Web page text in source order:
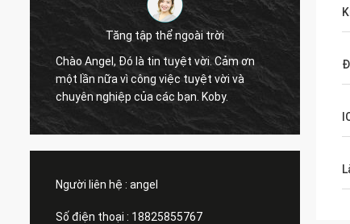
Tăng tập thể ngoài trời
Chào Angel, Đó là tin tuyệt vời. Cảm ơn
một lần nữa vì công việc tuyệt vời và
chuyên nghiệp của các bạn. Koby.
anh biết. Chất
và
Người liên hệ : angel
Số điện thoại : 18825855767